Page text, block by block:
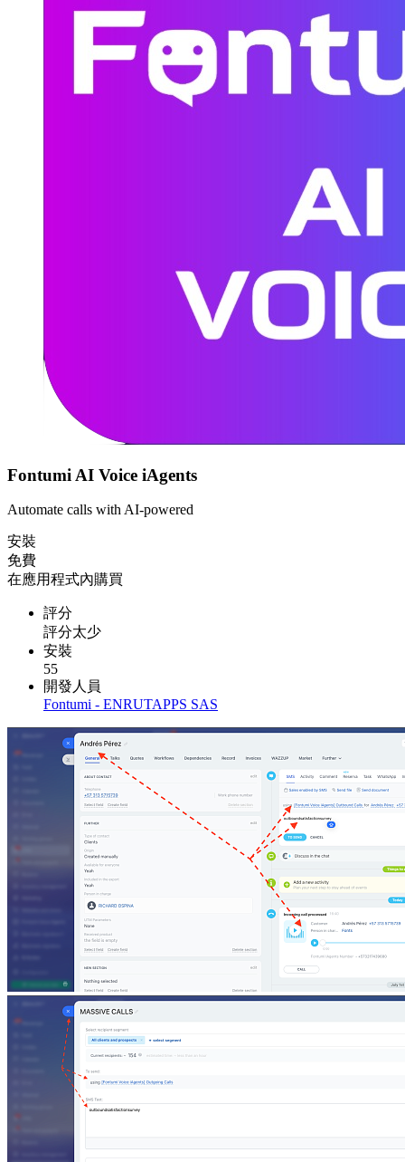
Fontumi AI Voice iAgents
Automate calls with AI-powered
安裝
免費
在應用程式內購買
評分
評分太少
安裝
55
開發人員
Fontumi - ENRUTAPPS SAS